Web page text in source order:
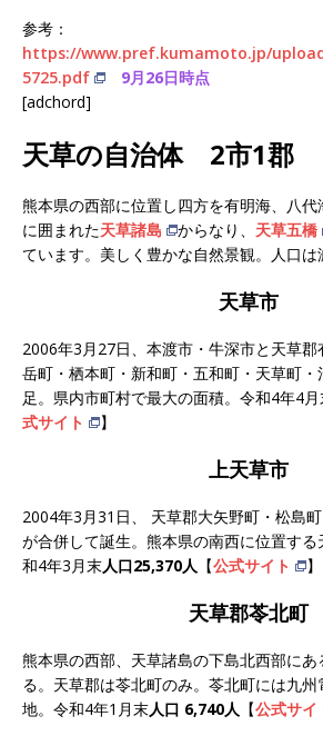
参考：
https://www.pref.kumamoto.jp/
5725.pdf
9月26日時点
[adchord]
天草の自治体 2市1郡
熊本県の西部に位置し四方を有明海、八
に囲まれた天草諸島 からなり、 天草五橋
ています。美しく豊かな自然景観。人口は
天草市
2006年3月27日、本渡市・牛深市と天草
岳町・栖本町・新和町・五和町・天草町
足。県内市町村で最大の面積。令和4年4
式サイト
】
上天草市
2004年3月31日、 天草郡大矢野町・松島
が合併して誕生。熊本県の南西に位置す
和4年3月末人口25,370人 【公式サイト 】
天草郡苓北町
熊本県の西部、天草諸島の下島北西部に
る。天草郡は苓北町のみ。苓北町には九
地。令和4年1月末人口 6,740人 【公式サイ